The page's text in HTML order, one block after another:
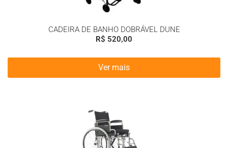
CADEIRA DE BANHO DOBRÁVEL DUNE
R$ 520,00
Ver mais